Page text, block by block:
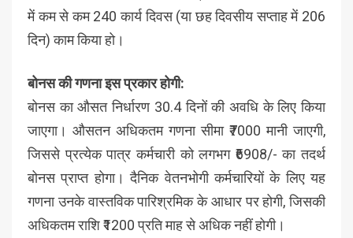
में कम से कम 240 कार्य दिवस (या छह दिवसीय सप्ताह में 206
दिन) काम किया हो।
बोनस की गणना इस प्रकार होगी:
बोनस का औसत निर्धारण 30.4 दिनों की अवधि के लिए किया
जाएगा। औसतन अधिकतम गणना सीमा ₹7000 मानी जाएगी,
जिससे प्रत्येक पात्र कर्मचारी को लगभग ₹6908/- का तदर्थ
बोनस प्राप्त होगा। दैनिक वेतनभोगी कर्मचारियों के लिए यह
गणना उनके वास्तविक पारिश्रमिक के आधार पर होगी, जिसकी
अधिकतम राशि ₹1200 प्रति माह से अधिक नहीं होगी।